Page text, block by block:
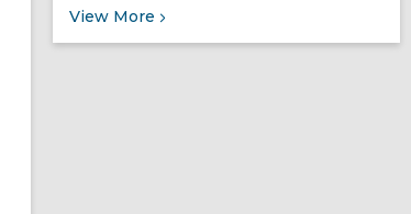
View More Recent News